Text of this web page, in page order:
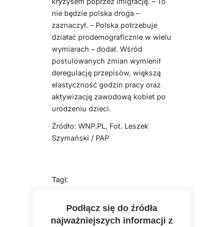
nie będzie polska droga –
zaznaczył. – Polska potrzebuje
działać prodemograficznie w wielu
wymiarach – dodał. Wśród
postulowanych zmian wymienił
deregulację przepisów, większą
elastyczność godzin pracy oraz
aktywizację zawodową kobiet po
urodzeniu dzieci.
Źródło: WNP.PL, Fot. Leszek
Szymański / PAP
Tagi:
Podłącz się do źródła
najważniejszych informacji z